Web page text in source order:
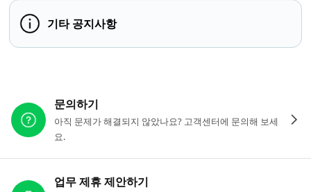
기타 공지사항
문의하기
아직 문제가 해결되지 않았나요? 고객센터에 문의해 보세
요.
업무 제휴 제안하기